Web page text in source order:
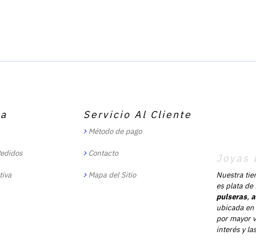
Servicio Al Cliente
Método de pago
Contacto
Mapa del Sitio
Joyas
Nuestra
es plata
pulseras,
ubicada en
por mayor
interés y